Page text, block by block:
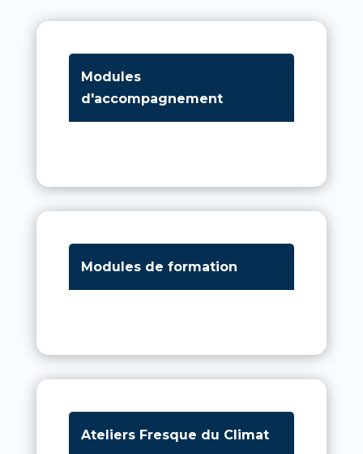
Modules
d'accompagnement
Modules de formation
Ateliers Fresque du Climat